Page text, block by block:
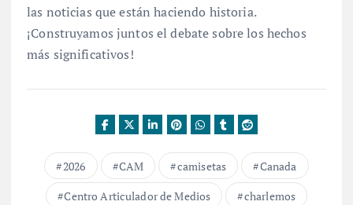
las noticias que están haciendo historia.
¡Construyamos juntos el debate sobre los hechos
más significativos!
2026 CAM camisetas
Canada
Centro Articulador de Medios
charlemos